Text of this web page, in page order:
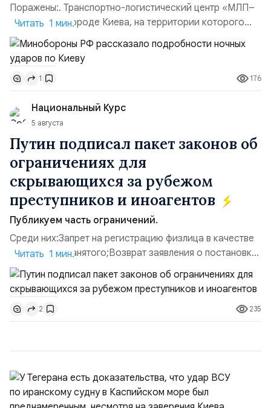
Поражены:. Транспортно-логистический центр «МЛП–
Чайка» в пригороде Киева, на территории которого
осуществлялось хранение, сборка а также запуск с
прилегающего полевого аэродром «Чайка»
дальнобойных БПЛА ВСУ; Складские помещения
«Транс-Логистик» в Оболонском районе г. Киев,
использовавшиеся для хранения военного
имущества ВСУ; Сортировочны...
Читать 1 мин.
1 176
Национальный Курс
5 августа
Путин подписал пакет законов об
ограничениях для
скрывающихся за рубежом
преступников и иноагентов
Публикуем часть ограничений.
Среди них:Запрет на регистрацию физлица в качестве
ИП или самозанятого;Возврат заявления о постановке
недвижимости на кадастровый учет;Ограничение
водительских прав;Запрет регистрации транспортных
средств и на заключение сделок по
доверенности;Отказ в заключении кредитного
договора, предоставлении государственных и
Читать 1 мин.
2 235